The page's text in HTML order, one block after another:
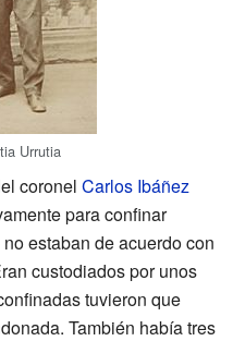
Urrutia
coronel Carlos Ibáñez
para confinar
estaban de acuerdo con
custodiados por unos
tuvieron que
También había tres